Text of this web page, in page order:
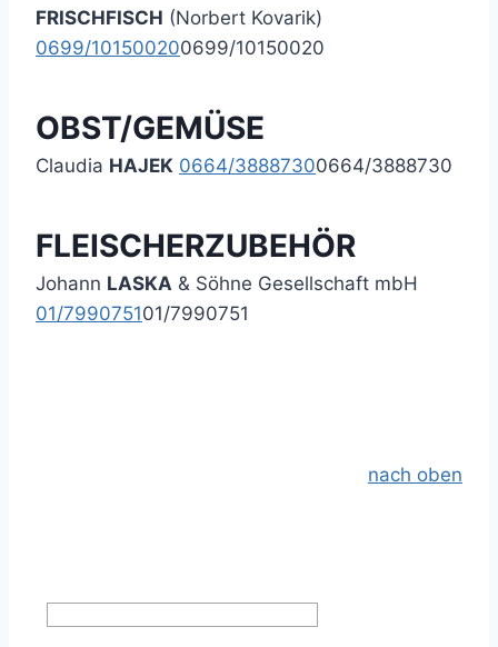
FRISCHFISCH (Norbert Kovarik)
0699/101500200699/10150020
OBST/GEMÜSE
Claudia HAJEK 0664/38887300664/3888730
FLEISCHERZUBEHÖR
Johann LASKA & Söhne Gesellschaft mbH
01/799075101/7990751
nach oben